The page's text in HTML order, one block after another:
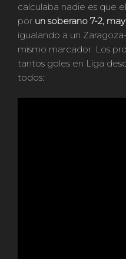
calculaba nadie es que
por un soberano 7-2,
igualando a un
mismo marcador. Los
tantos goles en Liga
todos: